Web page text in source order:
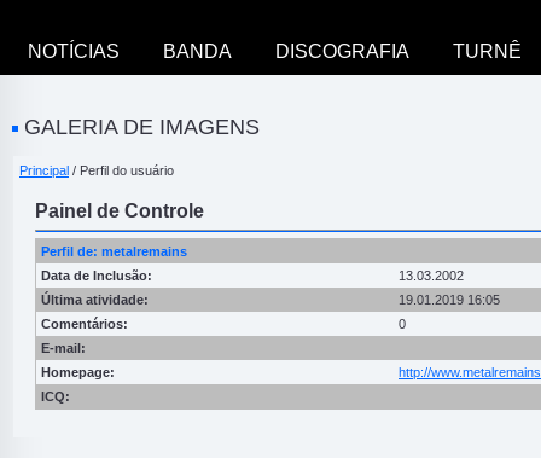
NOTÍCIAS BANDA DISCOGRAFIA TURNÊ
GALERIA DE IMAGENS
Principal / Perfil do usuário
Painel de Controle
Perfil de: metalremains
Data de Inclusão:
13.03.2002
Última atividade:
19.01.2019 16:05
Comentários:
0
E-mail:
Homepage:
http://
ICQ: